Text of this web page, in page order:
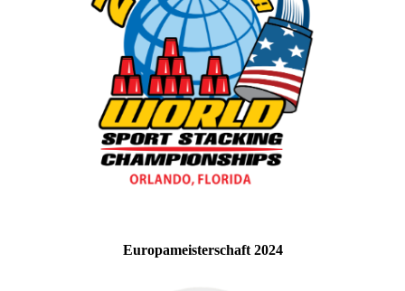
Europameisterschaft 2024